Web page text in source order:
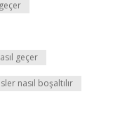
geçer
nasıl boşaltılır